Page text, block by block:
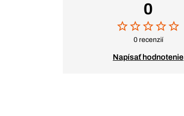
0
0 recenzií
Napísať hodnotenie